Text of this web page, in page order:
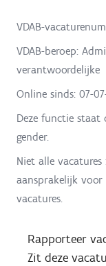
VDAB-
VDAB-beroep:
verantwoordelijke
Online sinds: 07-
Deze functie staat
gender.
Niet alle vacatures
aansprakelijk voor
vacatures.
Rapporteer
Zit deze